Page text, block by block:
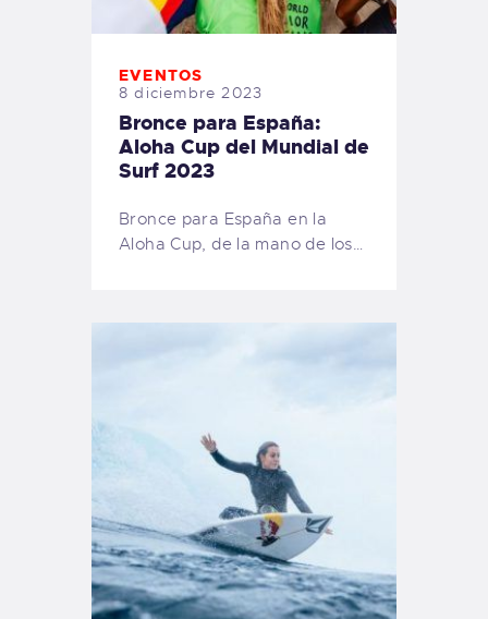
EVENTOS
8 diciembre 2023
Bronce para España:
Aloha Cup del Mundial de
Surf 2023
Bronce para España en la
Aloha Cup, de la mano de los…